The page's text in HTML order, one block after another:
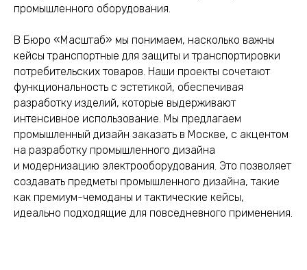
промышленного оборудования.
В Бюро «Масштаб» мы понимаем, насколько важны
кейсы транспортные для защиты и транспортировки
потребительских товаров. Наши проекты сочетают
функциональность с эстетикой, обеспечивая
разработку изделий, которые выдерживают
интенсивное использование. Мы предлагаем
промышленный дизайн заказать в Москве, с акцентом
на разработку промышленного дизайна
и модернизацию электрооборудования. Это позволяет
создавать предметы промышленного дизайна, такие
как премиум-чемоданы и тактические кейсы,
идеально подходящие для повседневного применения.